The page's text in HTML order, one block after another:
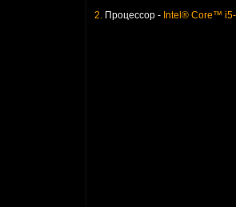
2. Процессор - Intel® Core™